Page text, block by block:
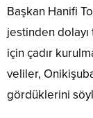
Başkan Hanifi
jestinden
için çadır
veliler,
gördüklerini